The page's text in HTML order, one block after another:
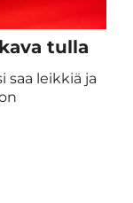
tulla
saa leikkiä ja